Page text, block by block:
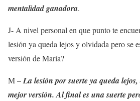
mentalidad ganadora.
J- A nivel personal en que punto te
lesión ya queda lejos y olvidada pero se
versión de María?
M –La lesión por suerte ya queda
mejor versión. Al final es una suerte